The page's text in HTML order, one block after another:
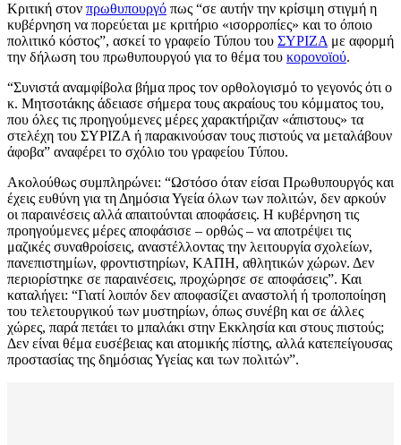
Κριτική στον πρωθυπουργό πως “σε αυτήν την κρίσιμη στιγμή η
κυβέρνηση να πορεύεται με κριτήριο «ισορροπίες» και το όποιο
πολιτικό κόστος”, ασκεί το γραφείο Τύπου του ΣΥΡΙΖΑ με αφορμή
την δήλωση του πρωθυπουργού για το θέμα του κορονοϊού.
“Συνιστά αναμφίβολα βήμα προς τον ορθολογισμό το γεγονός ότι ο
κ. Μητσοτάκης άδειασε σήμερα τους ακραίους του κόμματος του,
που όλες τις προηγούμενες μέρες χαρακτήριζαν «άπιστους» τα
στελέχη του ΣΥΡΙΖΑ ή παρακινούσαν τους πιστούς να μεταλάβουν
άφοβα” αναφέρει το σχόλιο του γραφείου Τύπου.
Ακολούθως συμπληρώνει: “Ωστόσο όταν είσαι Πρωθυπουργός και
έχεις ευθύνη για τη Δημόσια Υγεία όλων των πολιτών, δεν αρκούν
οι παραινέσεις αλλά απαιτούνται αποφάσεις. Η κυβέρνηση τις
προηγούμενες μέρες αποφάσισε – ορθώς – να αποτρέψει τις
μαζικές συναθροίσεις, αναστέλλοντας την λειτουργία σχολείων,
πανεπιστημίων, φροντιστηρίων, ΚΑΠΗ, αθλητικών χώρων. Δεν
περιορίστηκε σε παραινέσεις, προχώρησε σε αποφάσεις”. Και
καταλήγει: “Γιατί λοιπόν δεν αποφασίζει αναστολή ή τροποποίηση
του τελετουργικού των μυστηρίων, όπως συνέβη και σε άλλες
χώρες, παρά πετάει το μπαλάκι στην Εκκλησία και στους πιστούς;
Δεν είναι θέμα ευσέβειας και ατομικής πίστης, αλλά κατεπείγουσας
προστασίας της δημόσιας Υγείας και των πολιτών”.